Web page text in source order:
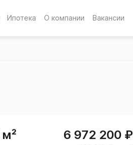
Ипотека О компании Вакансии
6 972 200 ₽